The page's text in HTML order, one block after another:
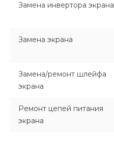
Замена инвертора экрана
Замена экрана
Замена/ремонт шлейфа
экрана
Ремонт цепей питания
экрана